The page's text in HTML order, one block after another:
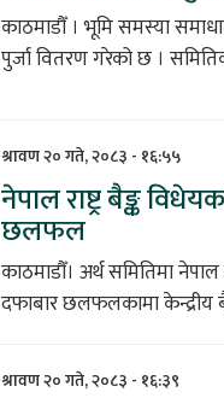
काठमाडौँ । भूमि समस्या
पुर्जा वितरण गरेको छ ।
श्रावण २० गते, २०८३ - १६:५५
नेपाल राष्ट्र बैङ्क
छलफल
काठमाडौँ। अर्थ समितिमा
दफाबार छलफलकामा केन्द्रीय
श्रावण २० गते, २०८३ - १६:३९